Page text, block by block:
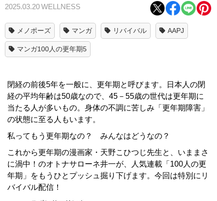
2025.03.20WELLNESS
メノポーズ マンガ リバイバル AAPJ
マンガ100人の更年期5
閉経の前後5年を一般に、更年期と呼びます。日本人の閉
経の平均年齢は50歳なので、45－55歳の世代は更年期に
当たる人が多いもの。身体の不調に苦しみ「更年期障害」
の状態に至る人もいます。
私ってもう更年期なの？ みんなはどうなの？
これから更年期の漫画家・天野こひつじ先生と、いままさ
に渦中！のオトナサローネ井一が、人気連載「100人の更
年期」をもうひとプッシュ掘り下げます。今回は特別にリ
バイバル配信！